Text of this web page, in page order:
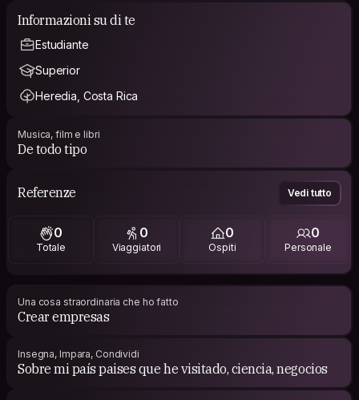
Informazioni su di te
Estudiante
Superior
Heredia, Costa Rica
Musica, film e libri
De todo tipo
Referenze Vedi tutto
0
Totale
0
Viaggiatori
0
Ospiti
0
Personale
Una cosa straordinaria che ho fatto
Crear empresas
Insegna, Impara, Condividi
Sobre mi país paises que he visitado, ciencia, negocios